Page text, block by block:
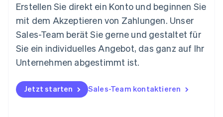
Erstellen Sie direkt ein Konto und beginnen Sie
mit dem Akzeptieren von Zahlungen. Unser
Sales-Team berät Sie gerne und gestaltet für
Sie ein individuelles Angebot, das ganz auf Ihr
Unternehmen abgestimmt ist.
Jetzt starten Sales-Team kontaktieren
English
Niederlande
Nederlands English
Norwegen
English
Österreich
Polen
English
Portugal